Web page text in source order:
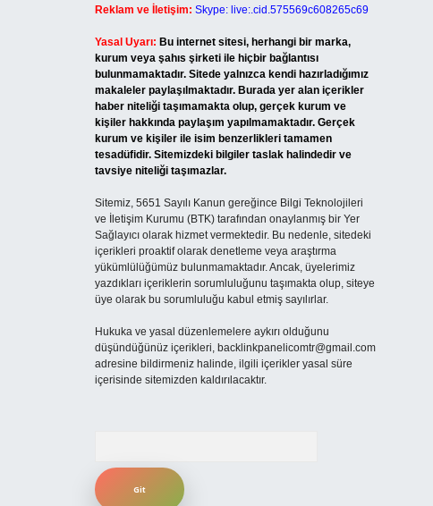
Reklam ve İletişim: Skype: live:.cid.575569c608265c69
Yasal Uyarı: Bu internet sitesi, herhangi bir marka,
kurum veya şahıs şirketi ile hiçbir bağlantısı
bulunmamaktadır. Sitede yalnızca kendi hazırladığımız
makaleler paylaşılmaktadır. Burada yer alan içerikler
haber niteliği taşımamakta olup, gerçek kurum ve
kişiler hakkında paylaşım yapılmamaktadır. Gerçek
kurum ve kişiler ile isim benzerlikleri tamamen
tesadüfidir. Sitemizdeki bilgiler taslak halindedir ve
tavsiye niteliği taşımazlar.
Sitemiz, 5651 Sayılı Kanun gereğince Bilgi Teknolojileri
ve İletişim Kurumu (BTK) tarafından onaylanmış bir Yer
Sağlayıcı olarak hizmet vermektedir. Bu nedenle, sitedeki
içerikleri proaktif olarak denetleme veya araştırma
yükümlülüğümüz bulunmamaktadır. Ancak, üyelerimiz
yazdıkları içeriklerin sorumluluğunu taşımakta olup, siteye
üye olarak bu sorumluluğu kabul etmiş sayılırlar.
Hukuka ve yasal düzenlemelere aykırı olduğunu
düşündüğünüz içerikleri, backlinkpanelicomtr@gmail.com
adresine bildirmeniz halinde, ilgili içerikler yasal süre
içerisinde sitemizden kaldırılacaktır.